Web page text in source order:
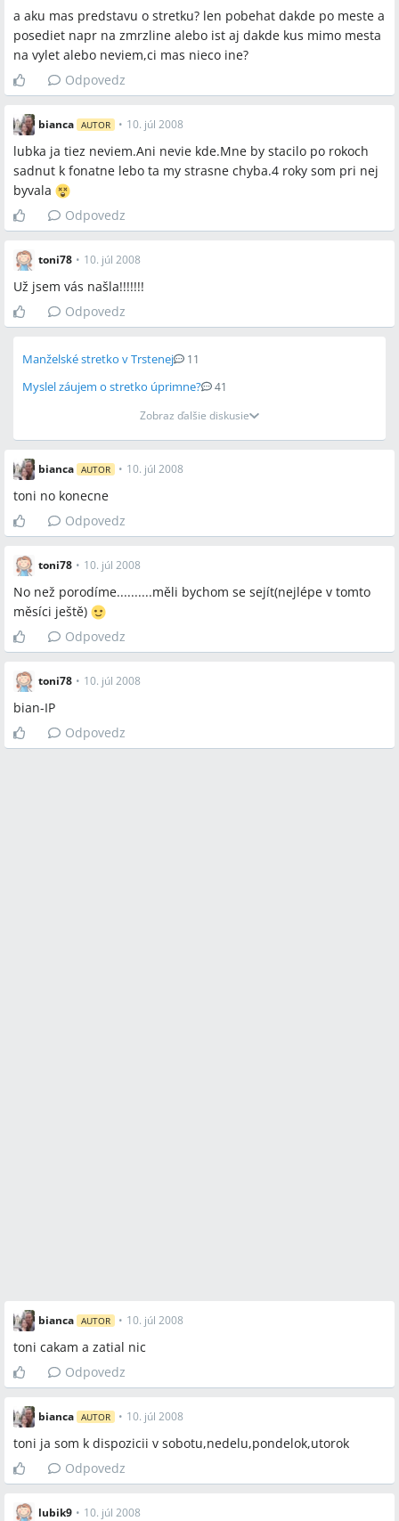
a aku mas predstavu o stretku? len pobehat dakde po meste a
posediet napr na zmrzline alebo ist aj dakde kus mimo mesta
na vylet alebo neviem,ci mas nieco ine?
Odpovedz
bianca AUTOR • 10. júl 2008
lubka ja tiez neviem.Ani nevie kde.Mne by stacilo po rokoch
sadnut k fonatne lebo ta my strasne chyba.4 roky som pri nej
byvala
Odpovedz
toni78 • 10. júl 2008
Už jsem vás našla!!!!!!!
Odpovedz
Manželské stretko v Trstenej 11
Myslel záujem o stretko úprimne?
41
Zobraz ďalšie diskusie
bianca AUTOR • 10. júl 2008
toni no konecne
Odpovedz
toni78 • 10. júl 2008
No než porodíme..........měli bychom se sejít(nejlépe v tomto
měsíci ještě)
Odpovedz
toni78 • 10. júl 2008
bian-IP
Odpovedz
bianca AUTOR • 10. júl 2008
toni cakam a zatial nic
Odpovedz
bianca AUTOR • 10. júl 2008
toni ja som k dispozicii v sobotu,nedelu,pondelok,utorok
Odpovedz
lubik9 • 10. júl 2008